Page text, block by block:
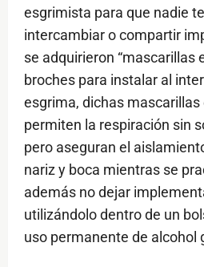
esgrimista para que nadie
intercambiar o compartir
se adquirieron “mascarillas
broches para instalar al
esgrima, dichas mascarillas
permiten la respiración sin
pero aseguran el
nariz y boca mientras se
además no dejar
utilizándolo dentro de un
uso permanente de alcohol